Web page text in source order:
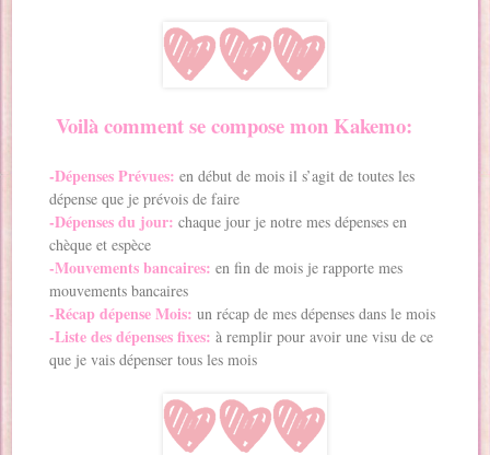
Voilà comment se compose mon Kakemo:
-Dépenses Prévues: en début de mois il s’agit de toutes les
dépense que je prévois de faire
-Dépenses du jour: chaque jour je notre mes dépenses en
chèque et espèce
-Mouvements bancaires: en fin de mois je rapporte mes
mouvements bancaires
-Récap dépense Mois: un récap de mes dépenses dans le mois
-Liste des dépenses fixes: à remplir pour avoir une visu de ce
que je vais dépenser tous les mois